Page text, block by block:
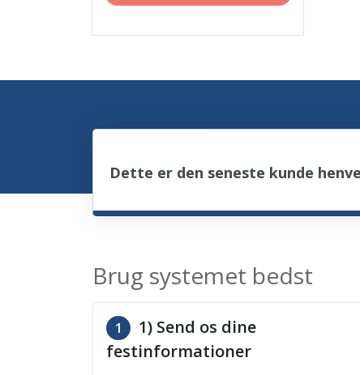
Dette er den seneste kunde
Brug systemet bedst
1
1) Send os dine
festinformationer